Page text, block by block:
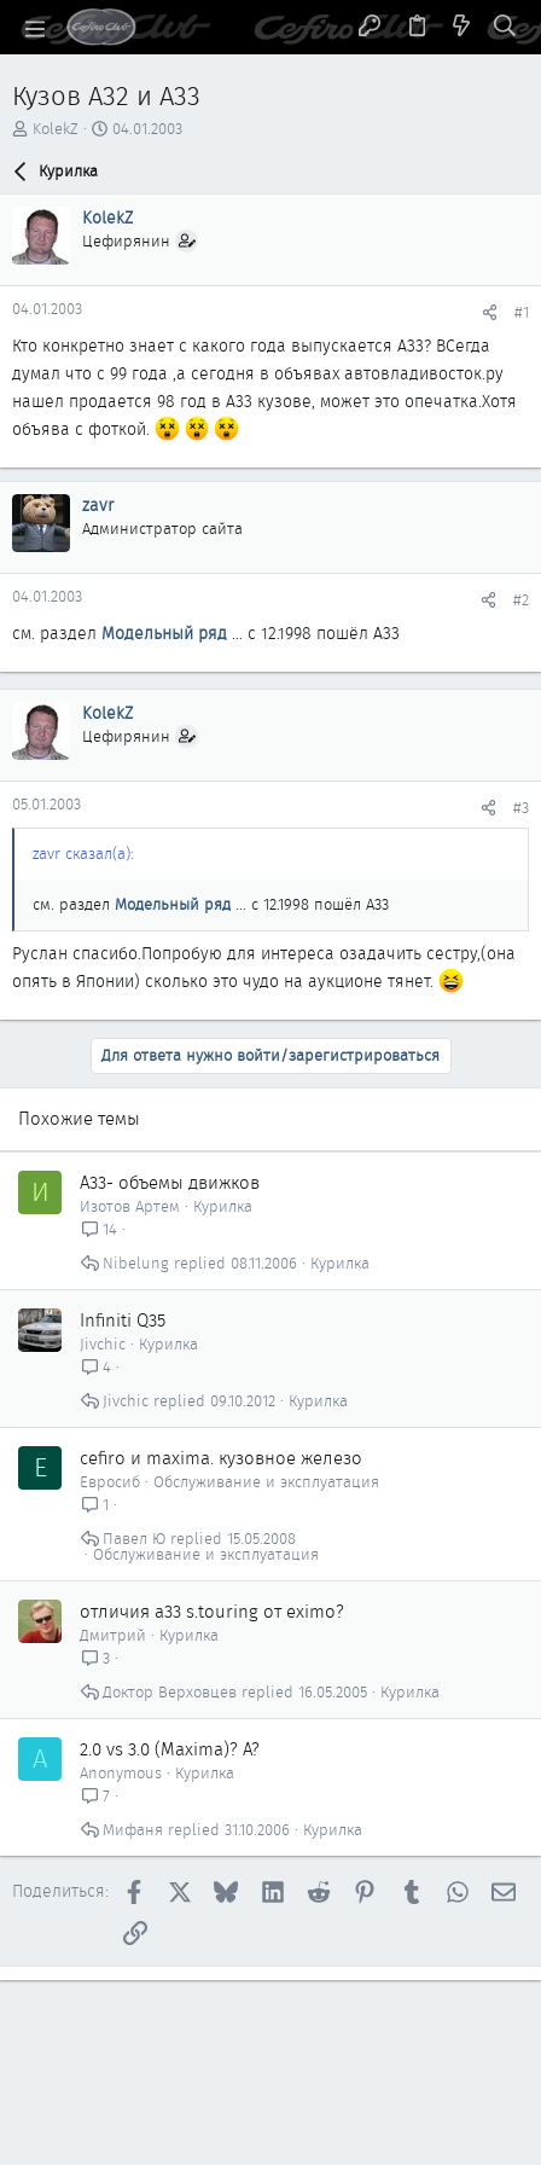
Кузов А32 и А33
А
р
т
е
м
ы
KolekZ
Д
н
а
а
04.01.2003
Курилка
KolekZ
Цефирянин
04.01.2003 #1
Кто конкретно знает с какого года выпускается А33? ВСегда
думал что с 99 года ,а сегодня в объявах автовладивосток.ру
нашел продается 98 год в А33 кузове, может это опечатка.Хотя
объява с фоткой.
zavr
Администратор сайта
04.01.2003 #2
см. раздел Модельный ряд ... с 12.1998 пошёл А33
KolekZ
Цефирянин
05.01.2003 #3
zavr сказал(а):
см. раздел Модельный ряд ... с 12.1998 пошёл А33
Руслан спасибо.Попробую для интереса озадачить сестру,(она
опять в Японии) сколько это чудо на аукционе тянет.
Для ответа нужно войти/зарегистрироваться
Похожие темы
И А33- объемы движков
Изотов Артем
Курилка
14
Курилка
08.11.2006
Nibelung
Infiniti Q35
Jivchic
Курилка
4
Курилка
09.10.2012
Jivchic
Е cefiro и maxima. кузовное железо
Евросиб
Обслуживание и эксплуатация
1
Обслуживание и эксплуатация
15.05.2008
Павел Ю
отличия а33 s.touring от eximo?
Дмитрий
Курилка
3
Курилка
16.05.2005
Доктор Верховцев
A 2.0 vs 3.0 (Maxima)? А?
Anonymous
Курилка
7
Курилка
31.10.2006
Мифаня
Поделиться: Facebook BlueskyLinkedInReddit PinterestTumblr
Ссылка